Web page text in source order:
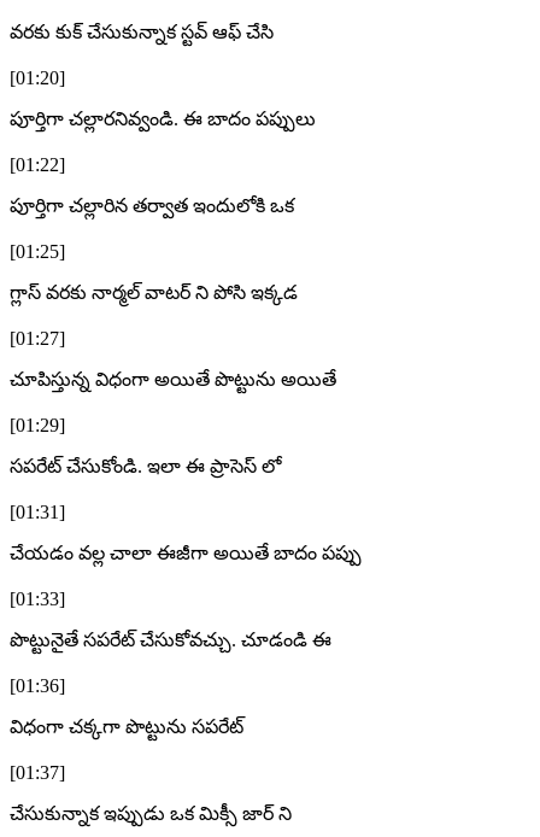
వరకు కుక్ చేసుకున్నాక స్టవ్ ఆఫ్ చేసి
[01:20]
పూర్తిగా చల్లారనివ్వండి. ఈ బాదం పప్పులు
[01:22]
పూర్తిగా చల్లారిన తర్వాత ఇందులోకి ఒక
[01:25]
గ్లాస్ వరకు నార్మల్ వాటర్ ని పోసి ఇక్కడ
[01:27]
చూపిస్తున్న విధంగా అయితే పొట్టును అయితే
[01:29]
సపరేట్ చేసుకోండి. ఇలా ఈ ప్రాసెస్ లో
[01:31]
చేయడం వల్ల చాలా ఈజీగా అయితే బాదం పప్పు
[01:33]
పొట్టునైతే సపరేట్ చేసుకోవచ్చు. చూడండి ఈ
[01:36]
విధంగా చక్కగా పొట్టును సపరేట్
[01:37]
చేసుకున్నాక ఇప్పుడు ఒక మిక్సీ జార్ ని